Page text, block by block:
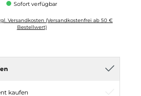
Sofort verfügbar
Versandkosten (Versandkostenfrei ab 50 €
Bestellwert)
kaufen